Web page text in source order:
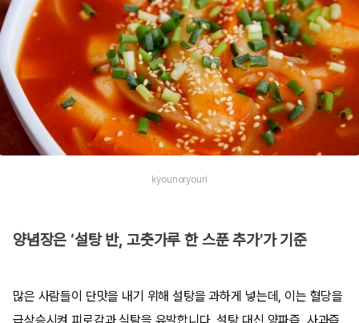
kyounoryouri
양념장은 ‘설탕 반, 고춧가루 한 스푼 추가’가 기준
많은 사람들이 단맛을 내기 위해 설탕을 과하게 넣는데, 이는 혈당을